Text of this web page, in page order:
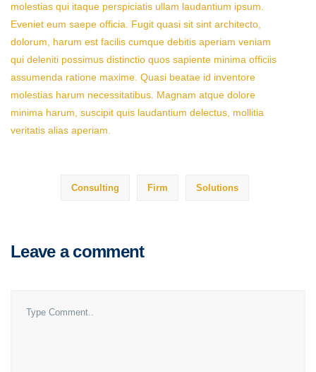
molestias qui itaque perspiciatis ullam laudantium ipsum.
Eveniet eum saepe officia. Fugit quasi sit sint architecto,
dolorum, harum est facilis cumque debitis aperiam veniam
qui deleniti possimus distinctio quos sapiente minima officiis
assumenda ratione maxime. Quasi beatae id inventore
molestias harum necessitatibus. Magnam atque dolore
minima harum, suscipit quis laudantium delectus, mollitia
veritatis alias aperiam.
Consulting Firm Solutions
Leave a comment